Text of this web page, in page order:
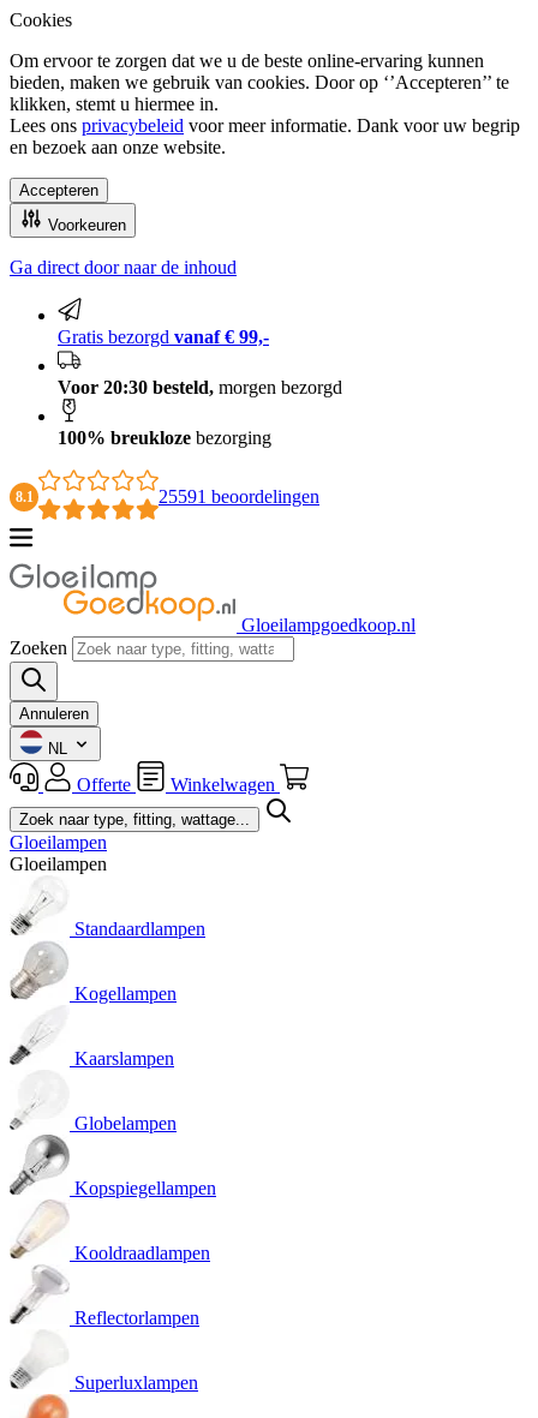
Cookies
Om ervoor te zorgen dat we u de beste online-ervaring kunnen
bieden, maken we gebruik van cookies. Door op ‘’Accepteren’’ te
klikken, stemt u hiermee in.
Lees ons privacybeleid voor meer informatie. Dank voor uw begrip
en bezoek aan onze website.
Accepteren
Voorkeuren
100% breukloze bezorging
Ga direct door naar de inhoud
Gratis bezorgd vanaf € 99,-
Voor 20:30 besteld, morgen bezorgd
100% breukloze bezorging
8.1 25591 beoordelingen
Gloeilampgoedkoop.nl
Zoeken
Annuleren
NL
Offerte Winkelwagen
Gloeilampen
Gloeilampen
Standaardlampen
Kogellampen
Kaarslampen
Globelampen
Kopspiegellampen
Kooldraadlampen
Reflectorlampen
Superluxlampen